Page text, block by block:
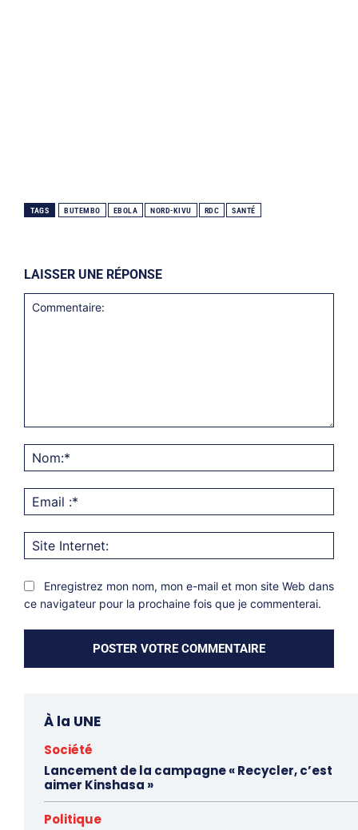
TAGS BUTEMBO EBOLA NORD-KIVU RDC SANTÉ
LAISSER UNE RÉPONSE
:*
Enregistrez mon nom, mon e-mail et mon site Web dans
ce navigateur pour la prochaine fois que je commenterai.
À la UNE
Société
Lancement de la campagne « Recycler, c’est
aimer Kinshasa »
Politique